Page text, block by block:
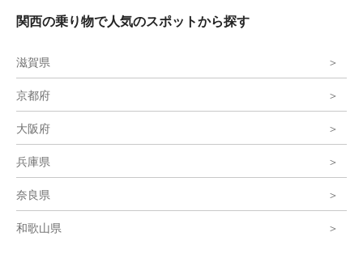
関西の乗り物で人気のスポットから探す
滋賀県
京都府
大阪府
兵庫県
奈良県
和歌山県